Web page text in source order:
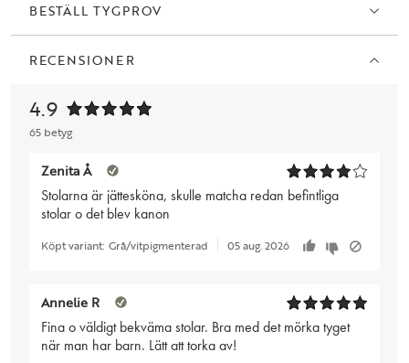
BESTÄLL TYGPROV
RECENSIONER
4.9
65 betyg
Zenita Å
Stolarna är jättesköna, skulle matcha redan befintliga
stolar o det blev kanon
Köpt variant: Grå/vitpigmenterad 05 aug. 2026
Annelie R
Fina o väldigt bekväma stolar. Bra med det mörka tyget
när man har barn. Lätt att torka av!